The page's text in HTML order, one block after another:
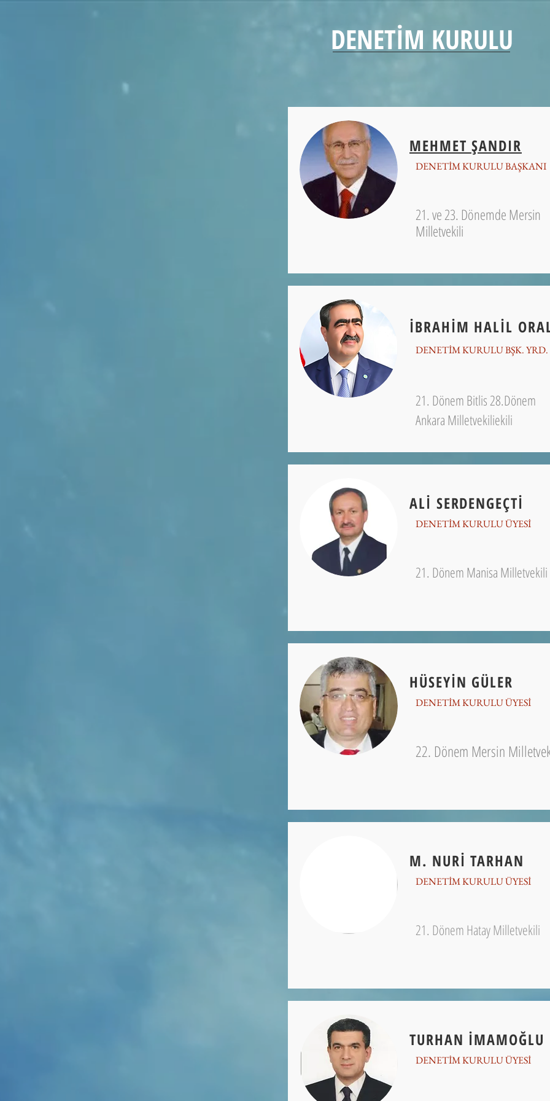
DENETİM KURULU
MEHMET ŞANDIR
DENETİM KURULU BAŞKANI
21. ve 23. Dönemde Mersin
Milletvekili
İBRAHİM HALİL
DENETİM KURULU BŞK. YRD.
21. Dönem Bitlis 28.Dönem
Ankara Milletvekiliekili
ALİ SERDENGEÇTİ
DENETİM KURULU ÜYESİ
21. Dönem Manisa Milletvekili
HÜSEYİN GÜLER
DENETİM KURULU ÜYESİ
22. Dönem Mersin
M. NURİ TARHAN
DENETİM KURULU ÜYESİ
21. Dönem Hatay Milletvekili
TURHAN İMAMOĞLU
DENETİM KURULU ÜYESİ